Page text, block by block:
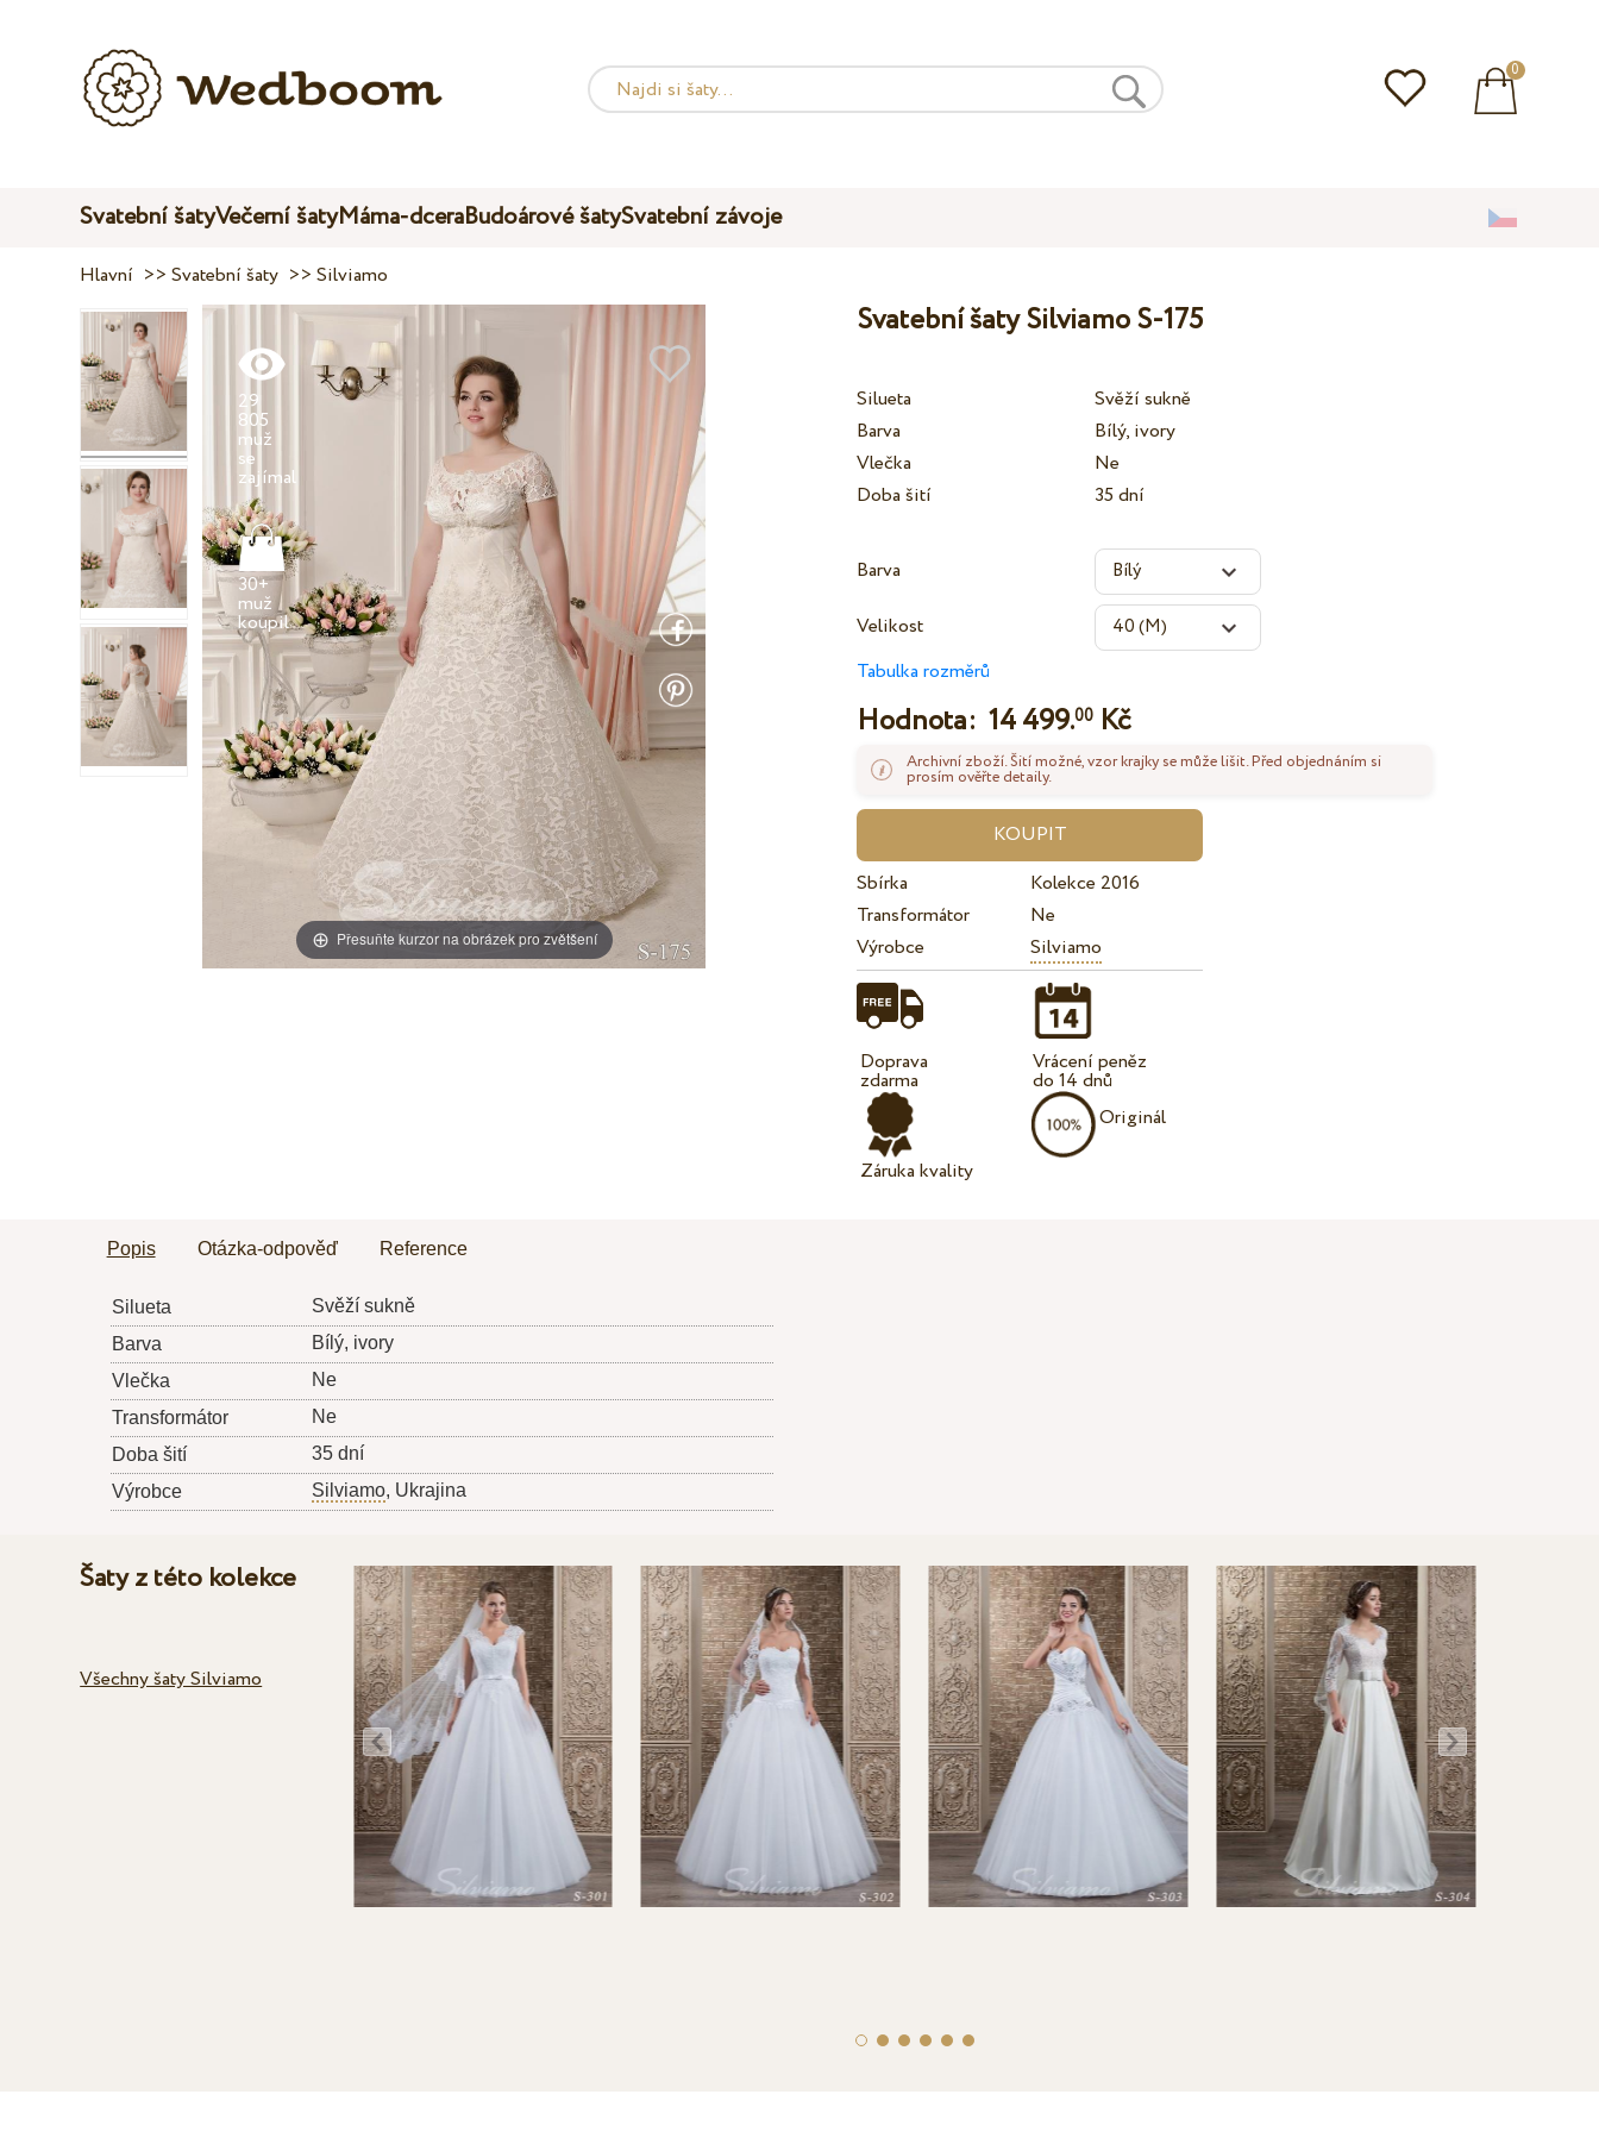
0
Svatební šatyVečerní šatyMáma-dceraBudoárové šatySvatební závoje
Hlavní >>Svatební šaty >>Silviamo
Přesuňte kurzor na obrázek pro zvětšení
29
805
muž
se
30+
muž
koupil
Svatební šaty Silviamo S-175
Silueta
Svěží sukně
Barva
Bílý, ivory
Vlečka
Ne
Doba šití
35 dní
Barva
Velikost
Tabulka rozměrů
Hodnota:14 499.00 Kč
Archivní zboží. Šití možné, vzor krajky se může lišit. Před objednáním si
prosím ověřte detaily.
Sbírka
Kolekce 2016
Transformátor
Ne
Výrobce
Silviamo
Doprava
zdarma
Záruka kvality
Vrácení peněz
do 14 dnů
Originál
Popis Otázka-odpověď Reference
Silueta
Svěží sukně
Barva
Bílý, ivory
Vlečka
Ne
Transformátor
Ne
Doba šití
35 dní
Výrobce
Silviamo, Ukrajina
Šaty z této kolekce
Všechny šaty Silviamo